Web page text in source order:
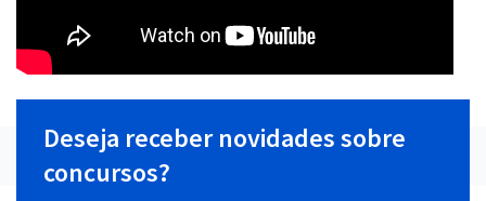
Deseja receber novidades sobre
concursos?